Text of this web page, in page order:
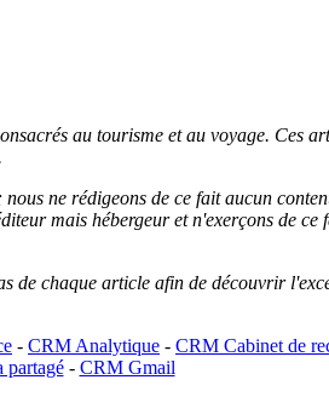
au tourisme et au voyage. Ces
ne rédigeons de ce fait aucun
mais hébergeur et n'exerçons de
chaque article afin de découvrir
- CRM Analytique - CRM Cabinet de
partagé- CRM Gmail